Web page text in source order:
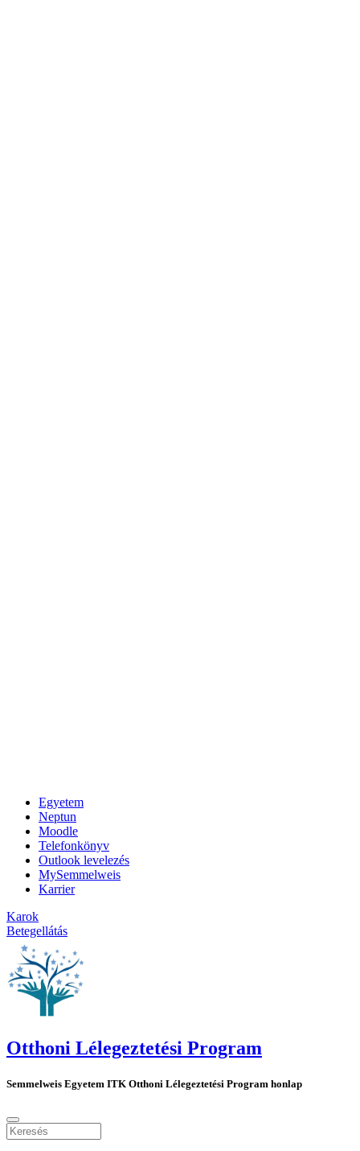
Egyetem
Neptun
Moodle
Telefonkönyv
Outlook levelezés
MySemmelweis
Karrier
Karok
Betegellátás
Otthoni Lélegeztetési Program
Semmelweis Egyetem ITK Otthoni Lélegeztetési Program honlap